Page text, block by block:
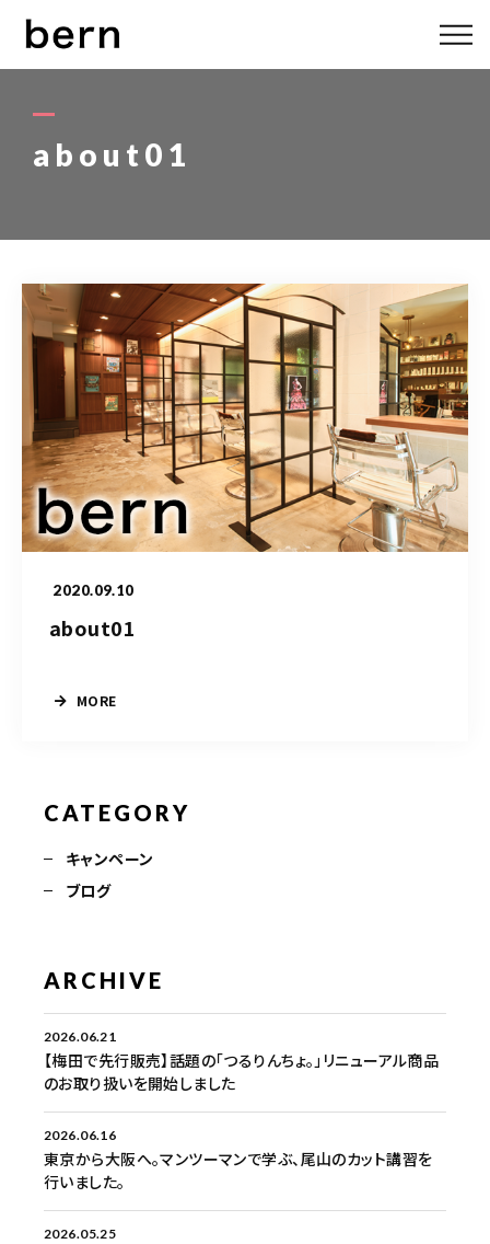
about01
2020.09.10
about01
MORE
CATEGORY
キャンペーン
ブログ
ARCHIVE
2026.06.21
【梅田で先行販売】話題の「つるりんちょ。」リニューアル商品
のお取り扱いを開始しました
2026.06.16
東京から大阪へ。マンツーマンで学ぶ、尾山のカット講習を
行いました。
2026.05.25
ABOUT US
BLOG
ACCESS
bern 06-6136-6633
TERMINAL bern 06-6136-6633 【火水木日・祝】10:00～19:00
【金土】10:00〜21:00